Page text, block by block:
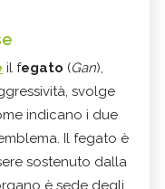
il fegato (Gan),
svolge
indicano i due
Il fegato è
sostenuto dalla
è sede degli